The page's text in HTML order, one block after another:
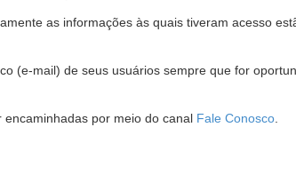
as informações às quais tiveram acesso
(e-mail) de seus usuários sempre que for
por meio do canal Fale Conosco